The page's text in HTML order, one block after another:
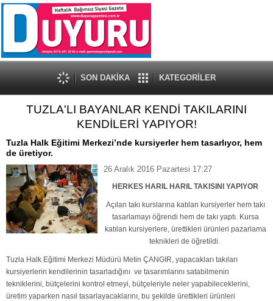
SON DAKİKA KATEGORİLER
TUZLA'LI BAYANLAR KENDİ TAKILARINI
KENDİLERİ YAPIYOR!
Tuzla Halk Eğitimi Merkezi’nde kursiyerler hem tasarlıyor, hem
de üretiyor.
26 Aralık 2016 Pazartesi 17:27
HERKES HARIL HARIL TAKISINI YAPIYOR
Açılan takı kurslarına katılan kursiyerler hem takı
tasarlamayı öğrendi hem de takı yaptı. Kursa
katılan kursiyerlere, ürettikleri ürünleri pazarlama
teknikleri de öğretildi.
Tuzla Halk Eğitimi Merkezi Müdürü Metin ÇANGIR, yapacakları takıları
kursiyerlerin kendilerinin tasarladığını ve tasarımlarını satabilmenin
tekniklerini, bütçelerini kontrol etmeyi, bütçeleriyle neler yapabileceklerini,
üretim yaparken nasıl tasarlayacaklarını, bu şekilde ürettikleri ürünleri